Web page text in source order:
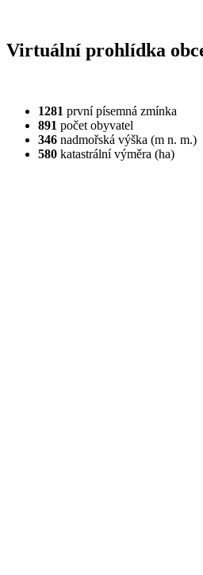
Virtuální prohlídka
1281 první písemná zmínka
891 počet obyvatel
346 nadmořská výška (m n. m.)
580 katastrální výměra (ha)